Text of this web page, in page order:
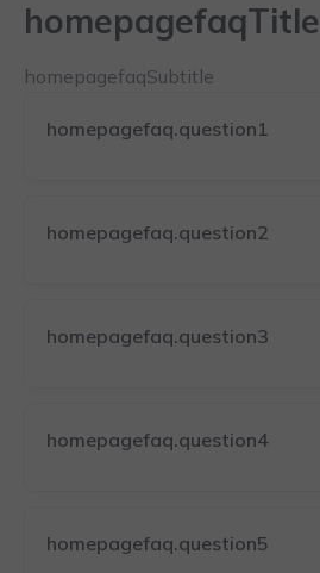
homepagefaqTitle
homepagefaqSubtitle
homepagefaq.question1
homepagefaq.question2
homepagefaq.question3
homepagefaq.question4
homepagefaq.question5